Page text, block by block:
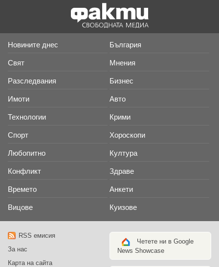
Новините днес България
Свят Мнения
Разследвания Бизнес
Имоти Авто
Технологии Крими
Спорт Хороскопи
Любопитно Култура
Конфликт Здраве
Времето Анкети
Вицове Куизове
RSS емисия
За нас
Карта на сайта
Четете ни в Google
News Showcase